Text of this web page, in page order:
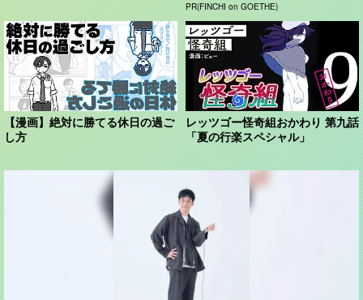
PR(FINCHI on GOETHE)
【漫画】絶対に勝てる休日の過ご
し方
レッツゴー怪奇組おかわり 第九話
「夏の行楽スペシャル」